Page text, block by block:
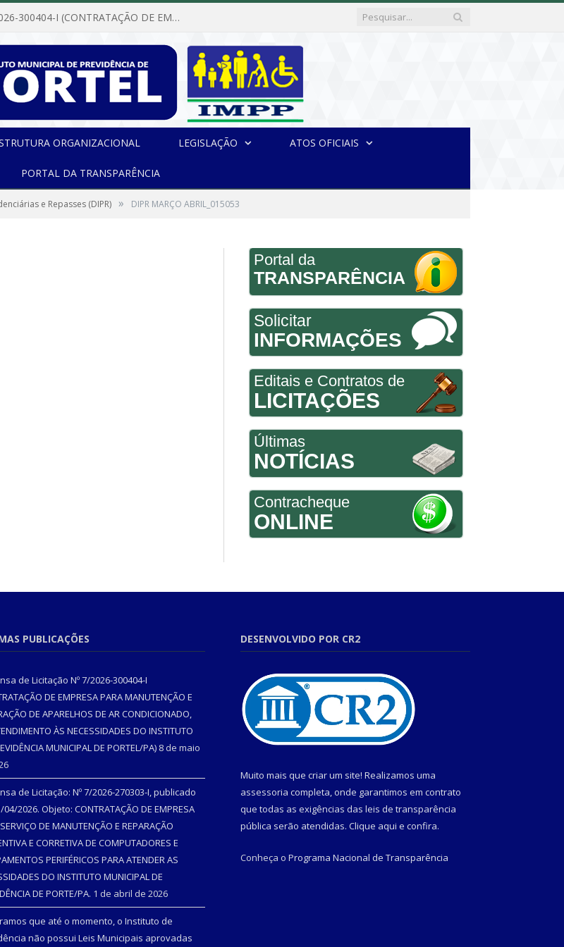
Dispensa de Licitação Nº 7/2026-300404-I (CONTRATAÇÃO DE EMPRESA PARA MANUTENÇÃO E REPARAÇÃO DE APARELHOS DE AR CONDICIONADO, EM ATENDIMENTO ÀS NECESSIDADES DO INSTITUTO DE PREVIDÊNCIA MUNICIPAL DE PORTEL/PA)
ORGANIZACIONAL LEGISLAÇÃO ATOS OFICIAIS
PORTAL DA TRANSPARÊNCIA
e Repasses (DIPR) » DIPR MARÇO ABRIL_015053
Portal da
TRANSPARÊNCIA
Solicitar
INFORMAÇÕES
Editais e Contratos de
LICITAÇÕES
Últimas
NOTÍCIAS
Contracheque
ONLINE
PUBLICAÇÕES
de Licitação Nº 7/2026-300404-I
DE EMPRESA PARA MANUTENÇÃO E
DE APARELHOS DE AR CONDICIONADO,
ÀS NECESSIDADES DO INSTITUTO
MUNICIPAL DE PORTEL/PA) 8 de maio
de Licitação: Nº 7/2026-270303-I, publicado
2026. Objeto: CONTRATAÇÃO DE EMPRESA
DE MANUTENÇÃO E REPARAÇÃO
E CORRETIVA DE COMPUTADORES E
PERIFÉRICOS PARA ATENDER AS
DO INSTITUTO MUNICIPAL DE
DE PORTE/PA. 1 de abril de 2026
que até o momento, o Instituto de
não possui Leis Municipais aprovadas
DESENVOLVIDO POR CR2
Muito mais que criar um site! Realizamos uma
assessoria completa, onde garantimos em contrato
que todas as exigências das leis de transparência
pública serão atendidas. Clique aqui e confira.
Conheça o Programa Nacional de Transparência